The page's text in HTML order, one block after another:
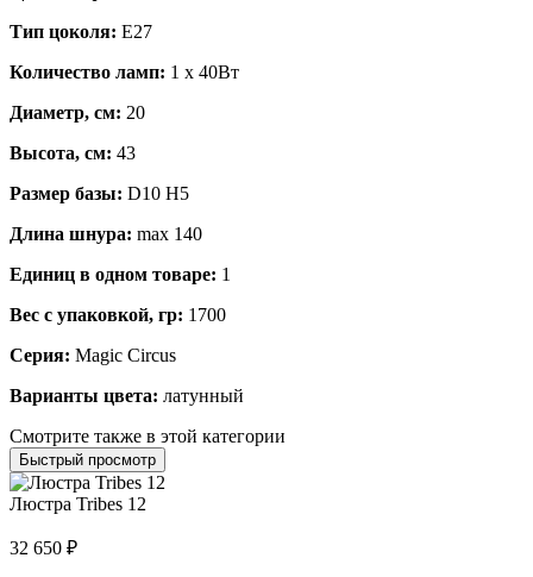
Тип цоколя: E27
Количество ламп: 1 x 40Вт
Диаметр, см: 20
Высота, см: 43
Размер базы: D10 H5
Длина шнура: max 140
Единиц в одном товаре: 1
Вес с упаковкой, гр: 1700
Серия: Magic Circus
Варианты цвета: латунный
Смотрите также в этой категории
Быстрый просмотр
Люстра Tribes 12
32 650 ₽